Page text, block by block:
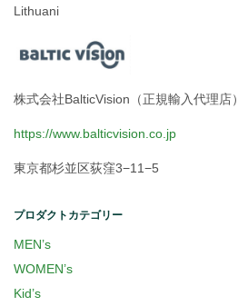
Lithuani
株式会社BalticVision（正規輸入代理店）
https://www.balticvision.co.jp
東京都杉並区荻窪3−11−5
プロダクトカテゴリー
MEN’s
WOMEN’s
Kid’s